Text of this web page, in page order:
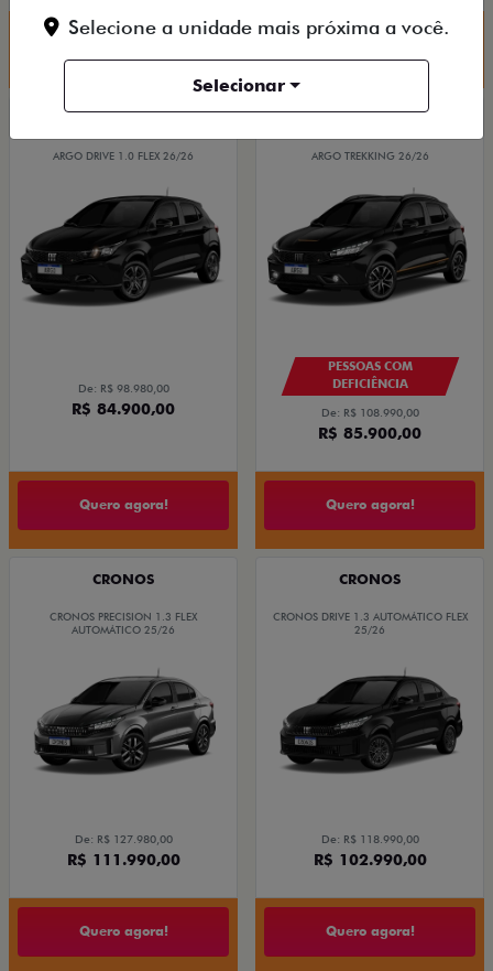
ARGO
ARGO DRIVE 1.0 FLEX 26/26
De: R$ 98.980,00
R$ 84.900,00
Quero agora!
ARGO
ARGO TREKKING 26/26
PESSOAS COM
DEFICIÊNCIA
De: R$ 108.990,00
R$ 85.900,00
Quero agora!
CRONOS
CRONOS PRECISION 1.3 FLEX
AUTOMÁTICO 25/26
De: R$ 127.980,00
R$ 111.990,00
Quero agora!
CRONOS
CRONOS DRIVE 1.3 AUTOMÁTICO FLEX
25/26
De: R$ 118.990,00
R$ 102.990,00
Quero agora!
Selecione a unidade mais próxima a você.
Selecionar